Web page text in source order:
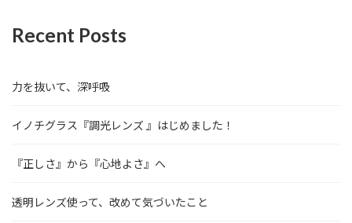
Recent Posts
力を抜いて、深呼吸
イノチグラス『調光レンズ 』はじめました！
『正しさ』から『心地よさ』へ
透明レンズ使って、改めて気づいたこと